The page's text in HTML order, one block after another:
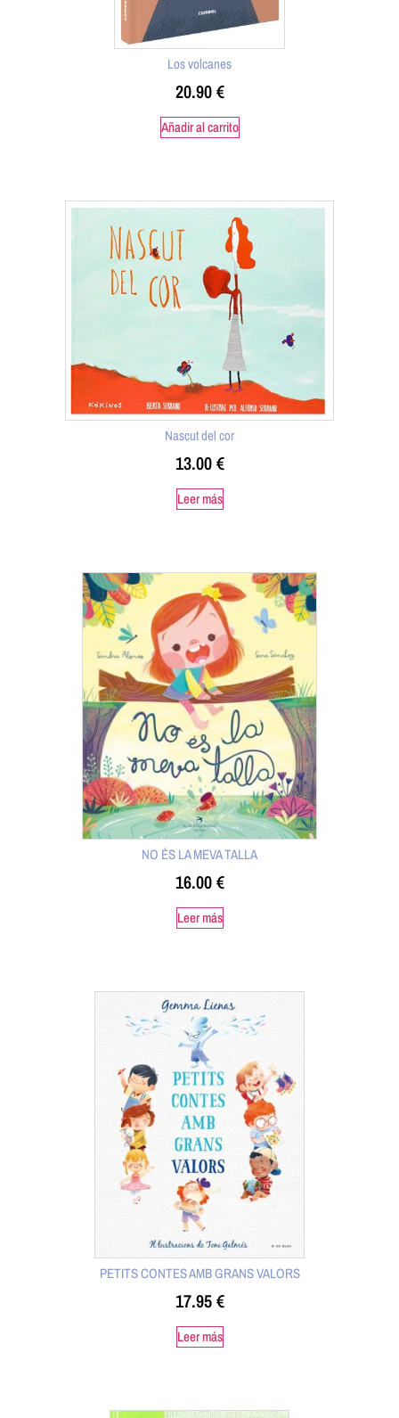
Los volcanes
20.90€
Añadir al carrito
Nascut del cor
13.00€
Leer más
NO ÉS LA MEVA TALLA
16.00€
Leer más
PETITS CONTES AMB GRANS VALORS
17.95€
Leer más